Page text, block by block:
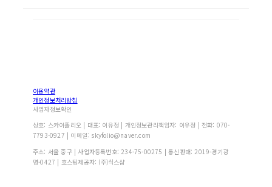
이용약관
개인정보처리방침
사업자정보확인
상호: 스카이폴리오 | 대표: 이유정 | 개인정보관리책임자: 이유정 | 전화: 070-
7793-0927 | 이메일: skyfolio@naver.com
주소: 서울 중구 | 사업자등록번호: 234-75-00275 | 통신판매: 2019-경기광
명-0427 | 호스팅제공자: (주)식스샵